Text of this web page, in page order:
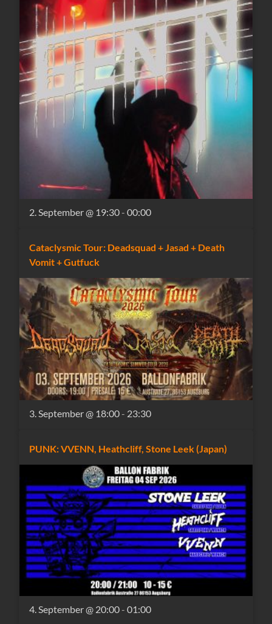
2. September @ 19:30-00:00
Cataclysmic Tour: Deadsquad + Jasad + Death
Vomit + Gutfuck
3. September @ 18:00- 23:30
PUNK: VVENN, Heathcliff, Stone Leek (Japan)
4. September @ 20:00-01:00